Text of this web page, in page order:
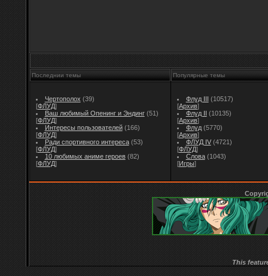
Последнии темы Популярные темы
Чертополох (39)
[ФЛУД]
Ваш любимый Опенинг и Эндинг (51)
[ФЛУД]
Интересы пользователей (166)
[ФЛУД]
Ради спортивного интереса (53)
[ФЛУД]
10 любимых аниме героев (82)
[ФЛУД]
Флуд III (10517)
[Архив]
Флуд II (10135)
[Архив]
Флуд (5770)
[Архив]
ФЛУД IV (4721)
[ФЛУД]
Слова (1043)
[Игры]
This